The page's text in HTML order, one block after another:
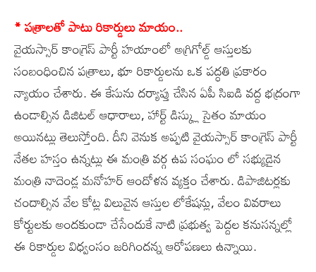
* పత్రాలతో పాటు రికార్డులు మాయం..
వైయస్సార్ కాంగ్రెస్ పార్టీ హయాంలో అగ్రిగోల్డ్ ఆస్తులకు
సంబంధించిన పత్రాలు, భూ రికార్డులను ఒక పద్ధతి ప్రకారం
న్యాయం చేశారు. ఈ కేసును దర్యాప్తు చేసిన ఏపీ సిఐడి వద్ద భద్రంగా
ఉండాల్సిన డిజిటల్ ఆధారాలు, హార్ట్ డిస్క్లు సైతం మాయం
అయినట్లు తెలుస్తోంది. దీని వెనుక అప్పటి వైయస్సార్ కాంగ్రెస్ పార్టీ
నేతల హస్తం ఉన్నట్లు ఈ మంత్రి వర్గ ఉప సంఘం లో సభ్యుడైన
మంత్రి నాదెండ్ల మనోహర్ ఆందోళన వ్యక్తం చేశారు. డిపాజిటర్లకు
చందాల్సిన వేల కోట్ల విలువైన ఆస్తుల లోకేషన్లు, వేలం వివరాలు
కోర్టులకు అందకుండా చేసేందుకే నాటి ప్రభుత్వ పెద్దల కనుసన్నల్లో
ఈ రికార్డుల విధ్వంసం జరిగిందన్న ఆరోపణలు ఉన్నాయి.